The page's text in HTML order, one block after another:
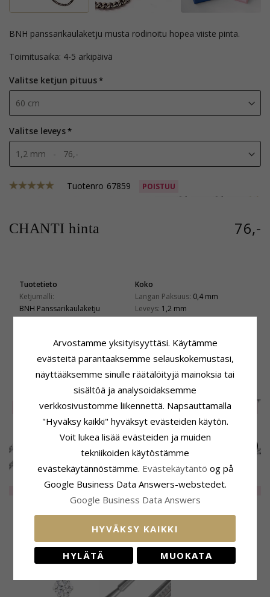
BNH panssarikaulaketju musta rodinoitu hopea viiste pinta.
toimitusaika: 4-5 arkipäivä
Valitse ketjun pituus
Valitse leveys
Tuotenro 67859 POISTUU
CHANTI hinta 76,-
Tuotetieto
Ketjumalli:
BNH Panssarikaulaketju
Viiste
Koko
Langan Paksuus: 0,4 mm
Leveys: 1,2 mm
Toimitusaika
Toimitusaika:
4-5 Arkipäivä
LIITTYVÄT TUOTTEET
25%
panssarikaulaketju
hopeaa 50 cm x 5,4
EXTRA241,-
panssarikaulaketju 8
karaatin kultaa 50 cm
218,-
SALE
panssarikaulaketju
hopeaa 55 cm x 5,4
EXTRA
ASIAKKAAT OSTAVAT MYÖS
Arvostamme yksityisyyttäsi. Käytämme
evästeitä parantaaksemme selauskokemustasi,
näyttääksemme sinulle räätälöityjä mainoksia tai
sisältöä ja analysoidaksemme
verkkosivustomme liikennettä. Napsauttamalla
"Hyväksy kaikki" hyväksyt evästeiden käytön.
Voit lukea lisää evästeiden ja muiden
tekniikoiden käytöstämme
evästekäytännöstämme. Evästekäytäntö og på
Google Business Data Answers-webstedet.
Google Business Data Answers
HYVÄKSY KAIKKI
HYLÄTÄ MUOKATA